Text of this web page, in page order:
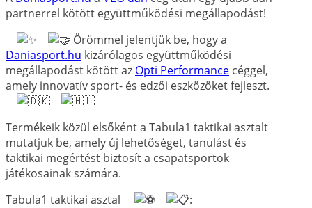
partnerrel kötött együttműködési megállapodást!
Örömmel jelentjük be, hogy a
Daniasport.hu kizárólagos együttműködési
megállapodást kötött az Opti Performance céggel,
amely innovatív sport- és edzői eszközöket fejleszt.
Termékeik közül elsőként a Tabula1 taktikai asztalt
mutatjuk be, amely új lehetőséget, tanulást és
taktikai megértést biztosít a csapatsportok
játékosainak számára.
Tabula1 taktikai asztal
: